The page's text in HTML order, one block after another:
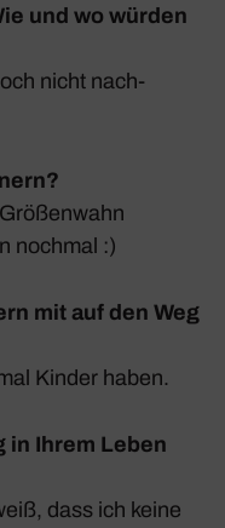
und wo würden
nicht nach­
nochmal :)
mit auf den Weg
Kinder haben.
in Ihrem Leben
dass ich keine